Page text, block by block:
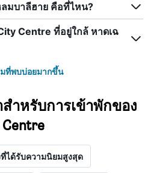
ลมบาลีฮาย คือที่ไหน?
Centre ที่อยู่ใกล้ หาดเฉ
ที่พบบ่อยมากขึ้น
ำหรับการเข้าพักของ
ที่ได้รับความนิยมสูงสุด